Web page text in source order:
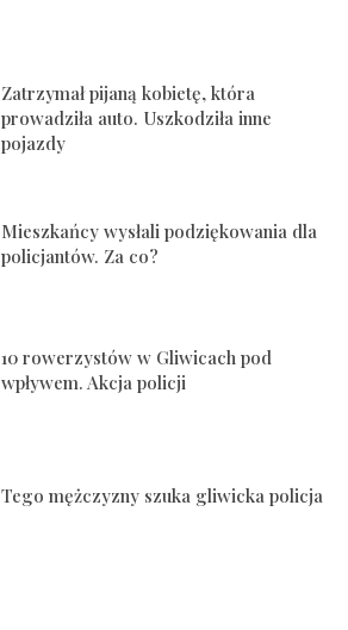
Zatrzymał pijaną kobietę, która
prowadziła auto. Uszkodziła inne
pojazdy
Mieszkańcy wysłali podziękowania dla
policjantów. Za co?
10 rowerzystów w Gliwicach pod
wpływem. Akcja policji
Tego mężczyzny szuka gliwicka policja